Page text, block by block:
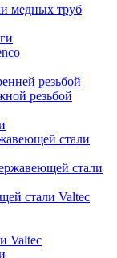
медных труб
резьбой
резьбой
стали
стали
стали Valtec
Valtec